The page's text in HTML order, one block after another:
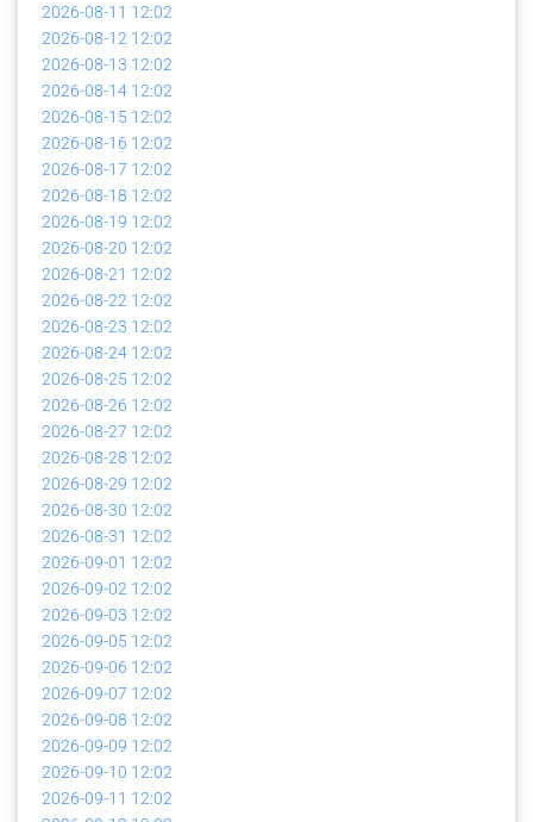
2026-08-11 12:02
2026-08-12 12:02
2026-08-13 12:02
2026-08-14 12:02
2026-08-15 12:02
2026-08-16 12:02
2026-08-17 12:02
2026-08-18 12:02
2026-08-19 12:02
2026-08-20 12:02
2026-08-21 12:02
2026-08-22 12:02
2026-08-23 12:02
2026-08-24 12:02
2026-08-25 12:02
2026-08-26 12:02
2026-08-27 12:02
2026-08-28 12:02
2026-08-29 12:02
2026-08-30 12:02
2026-08-31 12:02
2026-09-01 12:02
2026-09-02 12:02
2026-09-03 12:02
2026-09-05 12:02
2026-09-06 12:02
2026-09-07 12:02
2026-09-08 12:02
2026-09-09 12:02
2026-09-10 12:02
2026-09-11 12:02